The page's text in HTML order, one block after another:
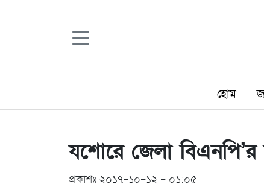
হোম
যশোরে জেলা
প্রকাশঃ ২০১৭-১০-১২ - ০১:০৫